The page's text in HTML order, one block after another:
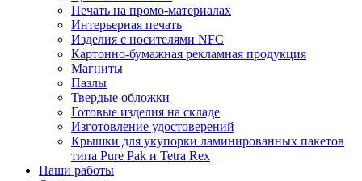
Печать на промо-материалах
Интерьерная печать
Изделия с носителями NFC
Картонно-бумажная рекламная продукция
Магниты
Пазлы
Твердые обложки
Готовые изделия на складе
Изготовление удостоверений
Крышки для укупорки ламинированных пакетов
типа Pure Pak и Tetra Rex
Наши работы